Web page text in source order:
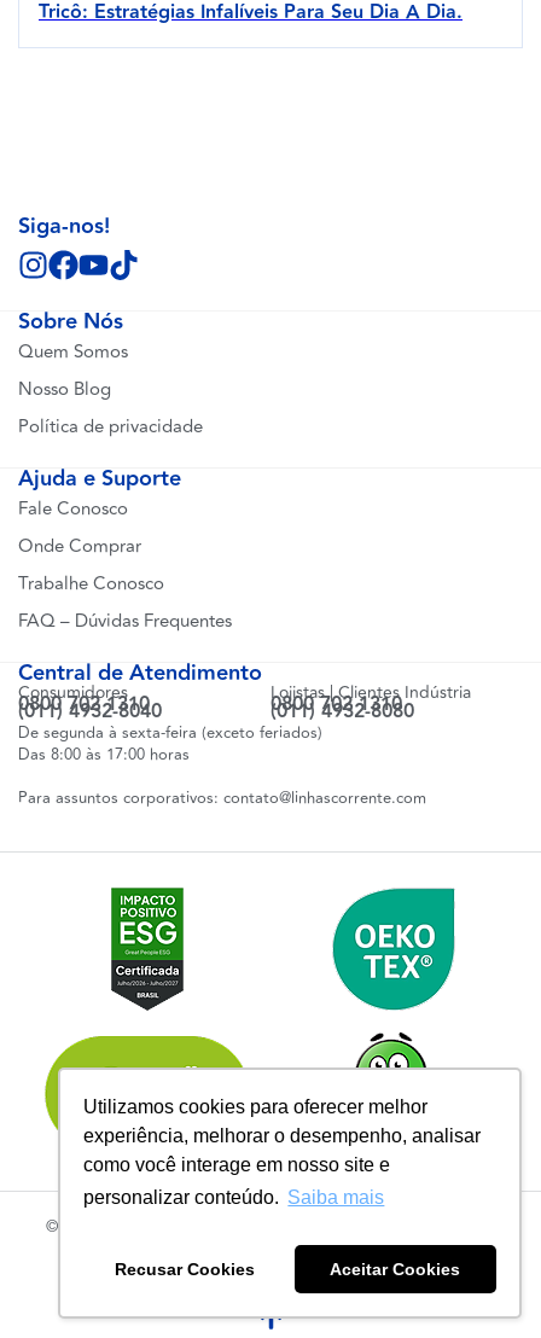
Utilizamos cookies para oferecer melhor
experiência, melhorar o desempenho, analisar
como você interage em nosso site e
personalizar conteúdo. Saiba mais
Recusar Cookies Aceitar Cookies
Tricô: Estratégias Infalíveis Para Seu Dia A Dia.
Sobre Nós
Quem Somos
Nosso Blog
Política de privacidade
Ajuda e Suporte
Fale Conosco
Onde Comprar
Trabalhe Conosco
FAQ – Dúvidas Frequentes
Central de Atendimento
Consumidores
0800 702 1310
(011) 4932-8040
Lojistas | Clientes Indústria
0800 702 1310
(011) 4932-8080
De segunda à sexta-feira (exceto feriados)
Das 8:00 às 17:00 horas
Para assuntos corporativos: contato@linhascorrente.com
Siga-nos!
© 2026 | Todos os Direitos Reservados Linhas Corrente - CNPJ
61.148.052/0001-02
R. do Manifesto, 705 - Ipiranga, São Paulo - SP, 04209-000